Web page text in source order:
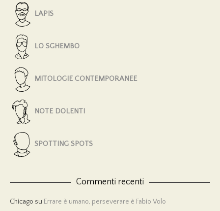
LAPIS
LO SGHEMBO
MITOLOGIE CONTEMPORANEE
NOTE DOLENTI
SPOTTING SPOTS
Commenti recenti
Chicago su Errare è umano, perseverare è Fabio Volo